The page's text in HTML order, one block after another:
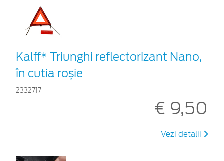
Kalff* Triunghi reflectorizant Nano,
în cutia roșie
2332717
€ 9,50
Vezi detalii